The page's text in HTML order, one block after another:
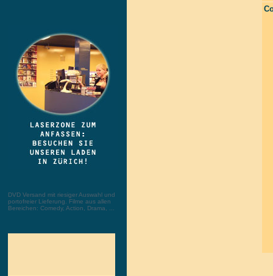
DVD Versand mit riesiger Auswahl und
portofreier Lieferung. Filme aus allen
Bereichen: Comedy, Action, Drama, ...